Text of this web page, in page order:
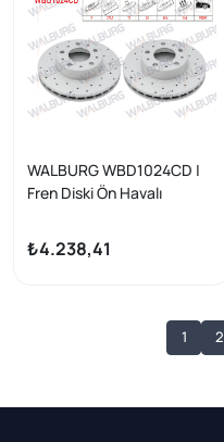
WALBURG WBD1024CD |
Fren Diski Ön Havalı
Delikli 5 Bjn 16 Jant
279,7X28x73x69,6 Fiat
2014 / Peugeot Boxer III 2.2
HDI 2006-2014 / Citroen
₺4.238,41
1 2